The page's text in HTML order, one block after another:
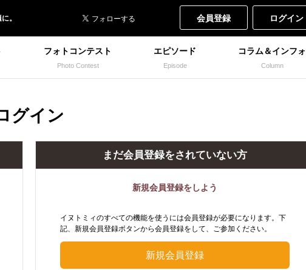
。 会員登録 ログイン
フォトコンテスト
Photo Contest
エピソード
Episode
コラム＆インフォ
Column
グイン
まだ会員登録をされていない方
新規会員登録をしよう
イヌトミィのすべての機能を使うには会員登録が必要になります。下
記、新規会員登録ボタンから会員登録をして、ご参加ください。